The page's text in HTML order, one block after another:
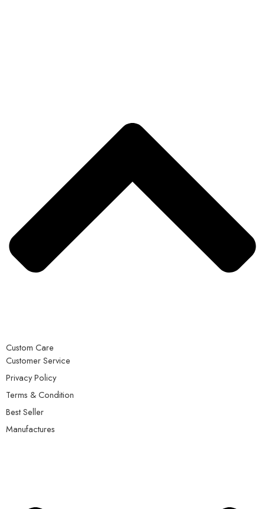
Custom Care
Customer Service
Privacy Policy
Terms & Condition
Best Seller
Manufactures